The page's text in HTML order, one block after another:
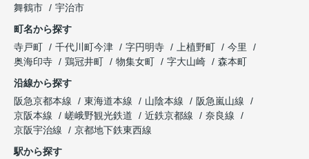
舞鶴市
宇治市
町名から探す
寺戸町
千代川町今津 字円明寺 上植野町
今里
奥海印寺
鶏冠井町 物集女町 字大山崎
森本町
沿線から探す
阪急京都本線
東海道本線 山陰本線
阪急嵐山線
京阪本線
嵯峨野観光鉄道 近鉄京都線
奈良線
京阪宇治線
京都地下鉄東西線
駅から探す